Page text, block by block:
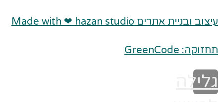
עיצוב ובניית אתרים Made with ❤ hazan studio
תחזוקה: GreenCode
גלילה